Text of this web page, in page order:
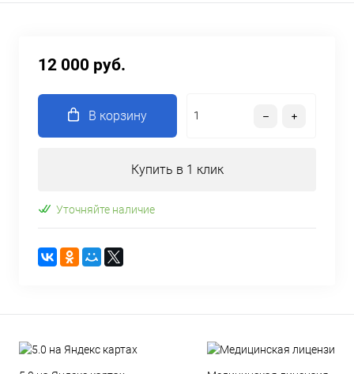
12 000 руб.
В корзину
Купить в 1 клик
Уточняйте наличие